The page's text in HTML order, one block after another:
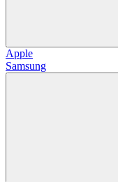
Apple
Samsung